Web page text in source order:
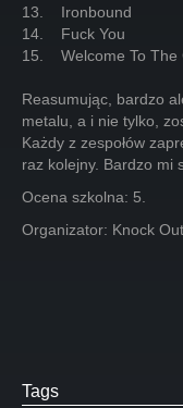
13. Ironbound
14. Fuck You
15. Welcome To The
Reasumując, bardzo
metalu, a i nie tylko,
Każdy z zespołów
raz kolejny. Bardzo mi
Ocena szkolna: 5.
Organizator: Knock
Tags